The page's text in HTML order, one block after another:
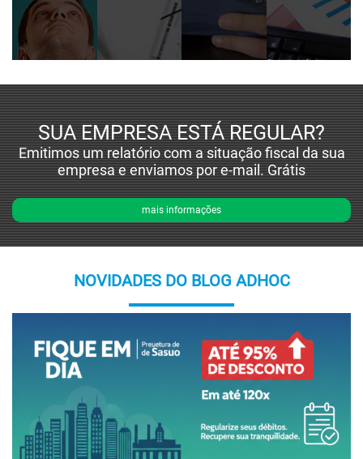
SUA EMPRESA ESTÁ REGULAR?
Emitimos um relatório com a situação fiscal da sua
empresa e enviamos por e-mail. Grátis
mais informações
NOVIDADES DO BLOG ADHOC